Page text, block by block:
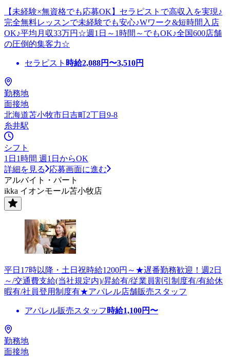
【未経験×無資格でも応募OK】セラピストで高収入を実現♪
完全無料レッスンで未経験でも安心♪Wワーク&短時間入店
OK♪平均月収33万円☆週1日～1時間～でもOK♪全国600店舗
の圧倒的集客力☆
セラピスト 時給2,088円〜3,510円
勤務地
面接地
北海道苫小牧市日吉町2丁目9-8
糸井駅
シフト
1日1時間 週1日からOK
詳細を見る
応募画面に進む
アルバイト・パート
ikka イオンモール苫小牧店
平日17時以降・土日祝時給1200円～★遅番勤務歓迎！週2日
～/交通費支給(当社規定内)/昇給有/従業員割引制度有/有給休
暇有/社員登用制度有★アパレル店舗販売スタッフ
アパレル販売スタッフ 時給1,100円〜
勤務地
面接地